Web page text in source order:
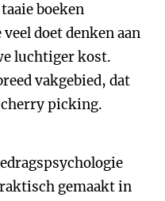
boeken
doet denken aan
luchtiger kost.
vakgebied, dat
picking.
gemaakt in